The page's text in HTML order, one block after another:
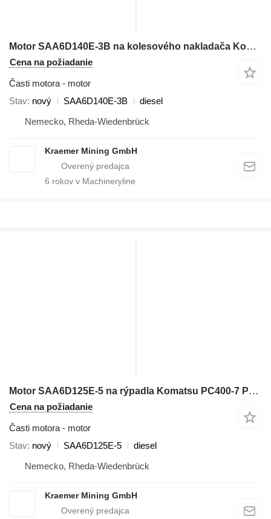
Motor SAA6D140E-3B na kolesového nakladača Komatsu WA500-3 PC750-6 D155AX-6
Cena na požiadanie
Časti motora - motor
Stav nový SAA6D140E-3B
diesel
Nemecko, Rheda-Wiedenbrück
Kraemer Mining GmbH
6 rokov v Machineryline
Motor SAA6D125E-5 na rýpadla Komatsu PC400-7 PC400-8 PC450-7 PC450-8 PC500-8 PC500-10
Cena na požiadanie
Časti motora - motor
Stav nový SAA6D125E-5
diesel
Nemecko, Rheda-Wiedenbrück
Kraemer Mining GmbH